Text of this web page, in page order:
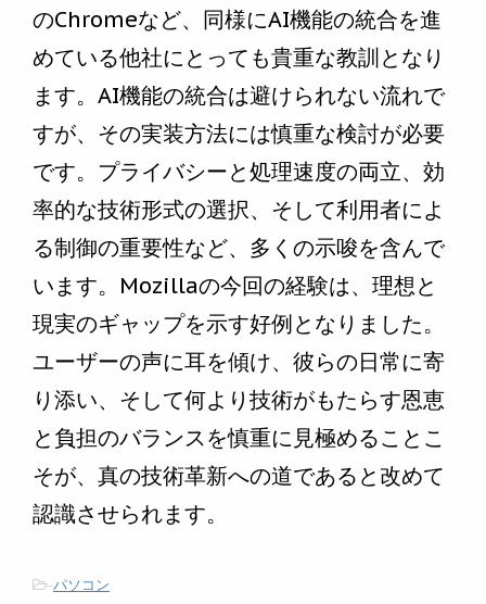
のChromeなど、同様にAI機能の統合を進
めている他社にとっても貴重な教訓となり
ます。AI機能の統合は避けられない流れで
すが、その実装方法には慎重な検討が必要
です。プライバシーと処理速度の両立、効
率的な技術形式の選択、そして利用者によ
る制御の重要性など、多くの示唆を含んで
います。Mozillaの今回の経験は、理想と
現実のギャップを示す好例となりました。
ユーザーの声に耳を傾け、彼らの日常に寄
り添い、そして何より技術がもたらす恩恵
と負担のバランスを慎重に見極めることこ
そが、真の技術革新への道であると改めて
認識させられます。
-パソコン